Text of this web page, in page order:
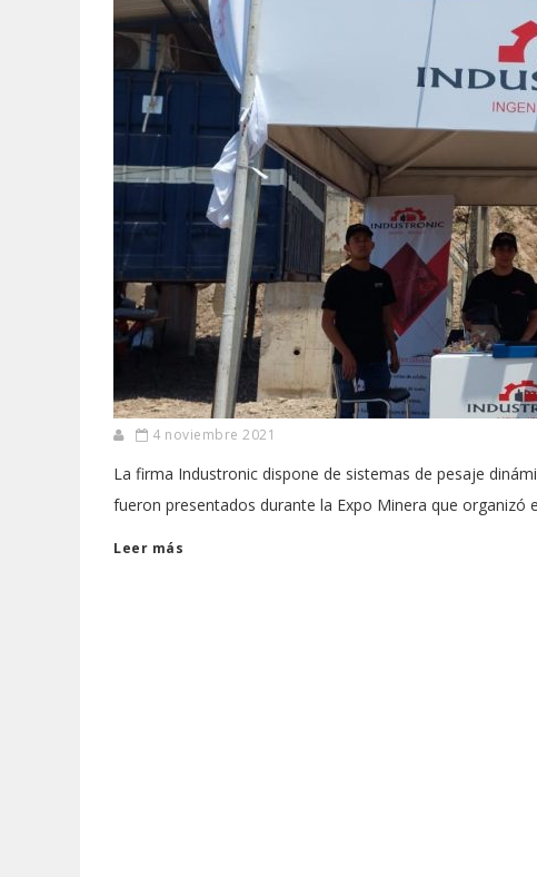
4 noviembre 2021
La firma Industronic dispone de sistemas de pesaje
fueron presentados durante la Expo Minera que organizó
Leer más